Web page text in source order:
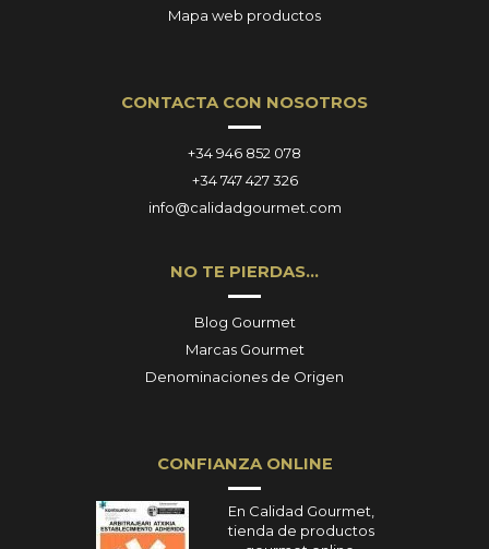
Mapa web productos
CONTACTA CON NOSOTROS
+34 946 852 078
+34 747 427 326
info@calidadgourmet.com
NO TE PIERDAS…
Blog Gourmet
Marcas Gourmet
Denominaciones de Origen
CONFIANZA ONLINE
En Calidad Gourmet,
tienda de productos